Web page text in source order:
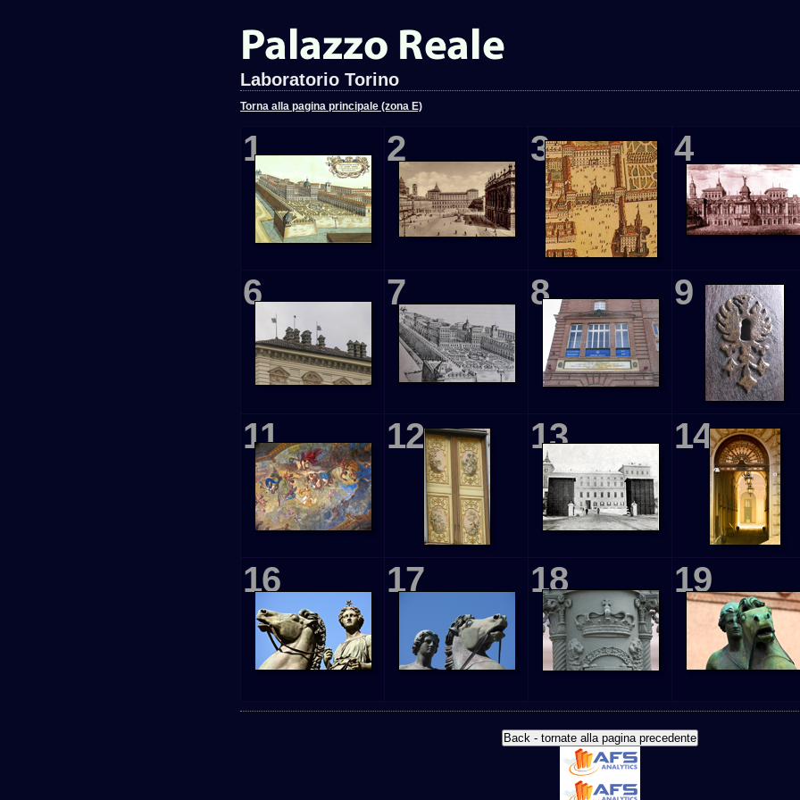
Laboratorio Torino
Torna alla pagina principale (zona E)
1 2 3 4
6 7 8 9
11 12 13 14
16 17 18 19